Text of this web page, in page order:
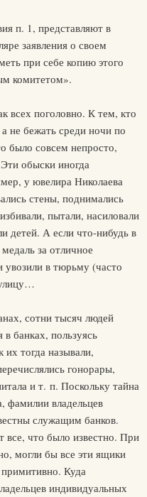
п. 1, представляют в
заявления о своем
при себе копию этого
комитетом».
всех поголовно. К тем, кто
а не бежать среди ночи по
было совсем непросто,
обыски иногда
у ювелира Николаева
стены, поднимались
пытали, насиловали
детей. А если что-нибудь в
за отличное
увозили в тюрьму (часто
сотни тысяч людей
банках, пользуясь
тогда называли,
гонорары,
и т. п. Поскольку тайна
фамилии владельцев
служащим банков.
что было известно. При
могли бы все эти ящики
Куда
индивидуальных